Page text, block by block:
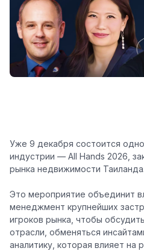
Уже 9 декабря состоится
индустрии — All Hands 2026,
рынка недвижимости Таиланда.
Это мероприятие объединит
менеджмент крупнейших
игроков рынка, чтобы
отрасли, обменяться
аналитику, которая влияет на